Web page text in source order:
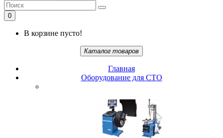
0
В корзине пусто!
Каталог товаров
Главная
Oбopудoвaниe для CTO